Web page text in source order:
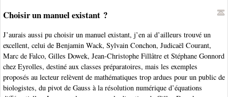
Choisir un manuel existant ?
J’aurais aussi pu choisir un manuel existant, j’en ai d’ailleurs trouvé un
excellent, celui de Benjamin Wack, Sylvain Conchon, Judicaël Courant,
Marc de Falco, Gilles Dowek, Jean-Christophe Fillâtre et Stéphane Gonnord
chez Eyrolles, destiné aux classes préparatoires, mais les exemples
proposés au lecteur relèvent de mathématiques trop ardues pour un public de
biologistes, du pivot de Gauss à la résolution numérique d’équations